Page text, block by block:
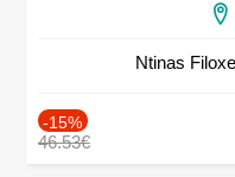
Ntinas
-15%
46.53€